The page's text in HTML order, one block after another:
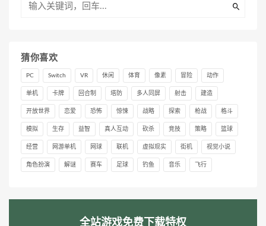
猜你喜欢
PC Switch VR 休闲 体育 像素 冒险 动作
单机 卡牌 回合制 塔防 多人同屏 射击 建造
开放世界 恋爱 恐怖 惊悚 战略 探索 枪战 格斗
模拟 生存 益智 真人互动 砍杀 竞技 策略 篮球
经营 网游单机 网球 联机 虚拟现实 街机 视觉小说
角色扮演 解谜 赛车 足球 钓鱼 音乐 飞行
全站游戏免费下载特权